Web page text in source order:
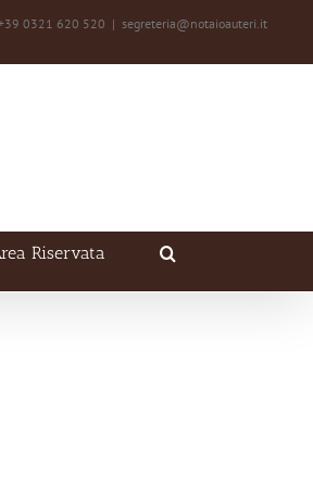
0321 620 520 | segreteria@notaioauteri.it
Riservata